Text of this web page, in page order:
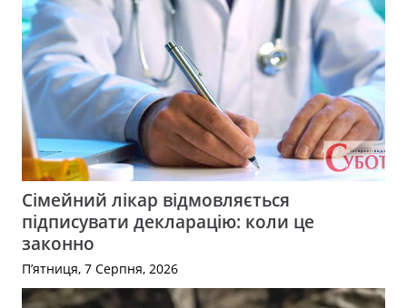
Сімейний лікар відмовляється
підписувати декларацію: коли це
законно
П’ятниця, 7 Серпня, 2026